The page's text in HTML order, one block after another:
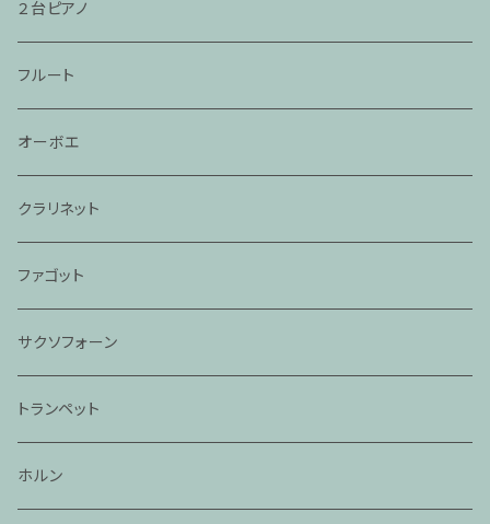
２台ピアノ
フルート
オーボエ
クラリネット
ファゴット
サクソフォーン
トランペット
ホルン